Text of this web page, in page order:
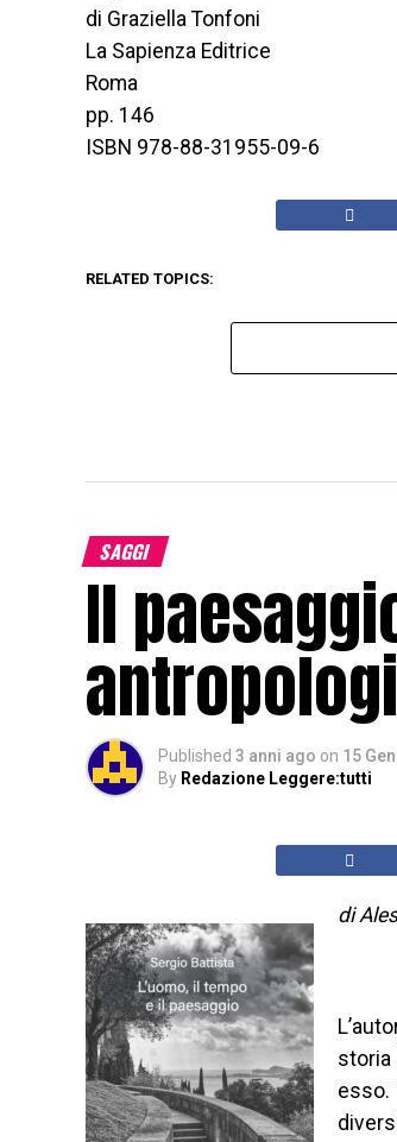
di Graziella Tonfoni
La Sapienza Editrice
Roma
pp. 146
ISBN 978-88-31955-09-6
RELATED TOPICS:
SAGGI
Il
Published 3 anni ago on 15
By Redazione Leggere:tutti
di
storia
esso.